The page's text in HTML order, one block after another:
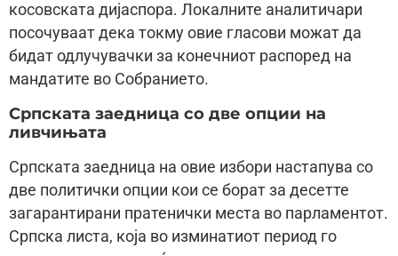
косовската дијаспора. Локалните аналитичари
посочуваат дека токму овие гласови можат да
бидат одлучувачки за конечниот распоред на
мандатите во Собранието.
Српската заедница со две опции на
ливчињата
Српската заедница на овие избори настапува со
две политички опции кои се борат за десетте
загарантирани пратенички места во парламентот.
Српска листа, која во изминатиот период го